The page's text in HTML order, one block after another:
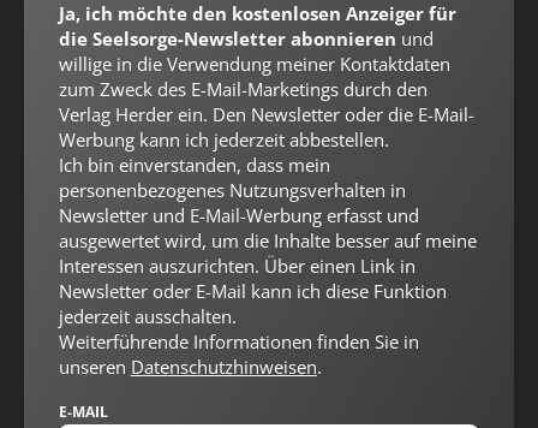
Nach oben
Ja, ich möchte den kostenlosen Anzeiger für
die Seelsorge-Newsletter abonnieren und
willige in die Verwendung meiner Kontaktdaten
zum Zweck des E-Mail-Marketings durch den
Verlag Herder ein. Den Newsletter oder die E-Mail-
Werbung kann ich jederzeit abbestellen.
Ich bin einverstanden, dass mein
personenbezogenes Nutzungsverhalten in
Newsletter und E-Mail-Werbung erfasst und
ausgewertet wird, um die Inhalte besser auf meine
Interessen auszurichten. Über einen Link in
Newsletter oder E-Mail kann ich diese Funktion
jederzeit ausschalten.
Weiterführende Informationen finden Sie in
unseren Datenschutzhinweisen.
E-MAIL